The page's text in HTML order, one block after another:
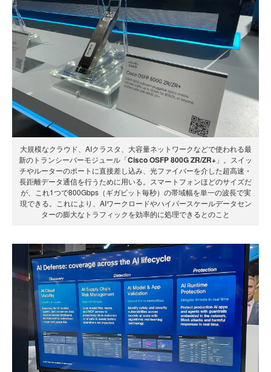
大規模なクラウド、AIクラスタ、大容量ネットワークなどで使われる最
新のトランシーバーモジュール「Cisco OSFP 800G ZR/ZR+ 」。スイッ
チやルーターのポートに直接差し込み、光ファイバーを介した超高速・
長距離データ通信を行うために用いる。スマートフォンほどのサイズだ
が、これ1つで800Gbps（ギガビット毎秒）の帯域幅を単一の波長で実
現できる。これにより、AIワークロードやハイパースケールデータセン
ターの膨大なトラフィックを効率的に処理できるとのこと